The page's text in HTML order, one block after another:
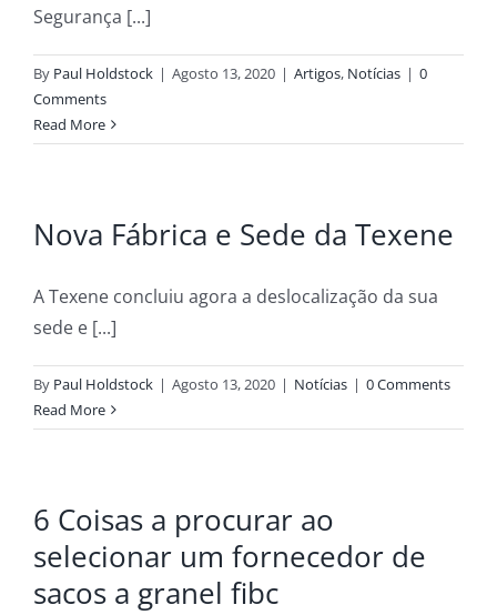
Segurança [...]
By Paul Holdstock | Agosto 13, 2020 | Artigos, Notícias | 0
Comments
Read More
Nova Fábrica e Sede da Texene
A Texene concluiu agora a deslocalização da sua
sede e [...]
By Paul Holdstock | Agosto 13, 2020 | Notícias | 0 Comments
Read More
6 Coisas a procurar ao
selecionar um fornecedor de
sacos a granel fibc